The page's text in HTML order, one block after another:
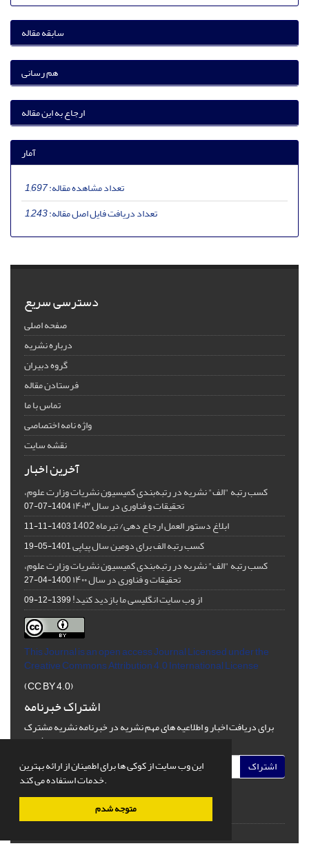
این وب سایت از کوکی ها برای اطمینان از ارائه بهترین
خدمات استفاده می کند.
متوجه شدم
سابقه مقاله
هم رسانی
ارجاع به این مقاله
آمار
تعداد مشاهده مقاله:1,697
تعداد دریافت فایل اصل مقاله:1,243
دسترسی سریع
صفحه اصلی
درباره نشریه
گروه دبیران
فرستادن مقاله
تماس با ما
واژه نامه اختصاصی
نقشه سایت
آخرین اخبار
کسب رتبه "الف" نشریه در رتبه‌بندی کمیسیون نشریات وزارت علوم،
تحقیقات و فناوری در سال ۱۴۰۳ 1404-07-07
ابلاغ دستور العمل ارجاع دهی/ تیرماه 1402 1403-11-11
کسب رتبه الف برای دومین سال پیاپی1401-05-19
کسب رتبه "الف" نشریه در رتبه‌بندی کمیسیون نشریات وزارت علوم،
تحقیقات و فناوری در سال ۱۴۰۰ 1400-04-27
از وب سایت انگلیسی ما بازدید کنید!1399-12-09
This Journal is an open access Journal Licensedunder the
Creative Commons Attribution 4.0 International License
(CC BY 4.0)
اشتراک خبرنامه
برای دریافت اخبار و اطلاعیه های مهم نشریه در خبرنامه نشریه مشترک
اشتراک